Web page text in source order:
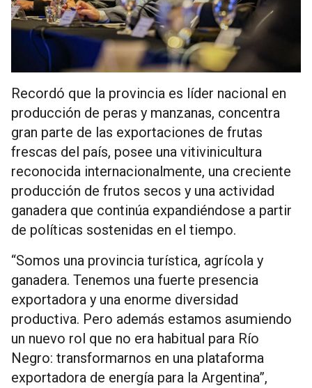
Recordó que la provincia es líder nacional en
producción de peras y manzanas, concentra
gran parte de las exportaciones de frutas
frescas del país, posee una vitivinicultura
reconocida internacionalmente, una creciente
producción de frutos secos y una actividad
ganadera que continúa expandiéndose a partir
de políticas sostenidas en el tiempo.
“Somos una provincia turística, agrícola y
ganadera. Tenemos una fuerte presencia
exportadora y una enorme diversidad
productiva. Pero además estamos asumiendo
un nuevo rol que no era habitual para Río
Negro: transformarnos en una plataforma
exportadora de energía para la Argentina”,